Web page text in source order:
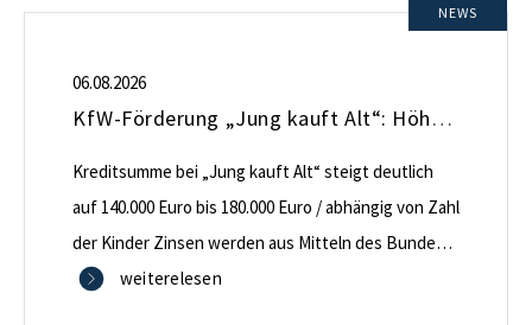
NEWS
06.08.2026
KfW-Förderung „Jung kauft Alt“: Höhere Kredite ab August 2026
Kreditsumme bei „Jung kauft Alt“ steigt deutlich
auf 140.000 Euro bis 180.000 Euro / abhängig von Zahl
der Kinder Zinsen werden aus Mitteln des Bundes
verbilligt: Heutiger Zins bei 0,53 Prozent effektiv bei
weiterelesen